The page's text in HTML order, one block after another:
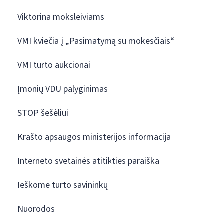
Viktorina moksleiviams
VMI kviečia į „Pasimatymą su mokesčiais“
VMI turto aukcionai
Įmonių VDU palyginimas
STOP šešėliui
Krašto apsaugos ministerijos informacija
Interneto svetainės atitikties paraiška
Ieškome turto savininkų
Nuorodos